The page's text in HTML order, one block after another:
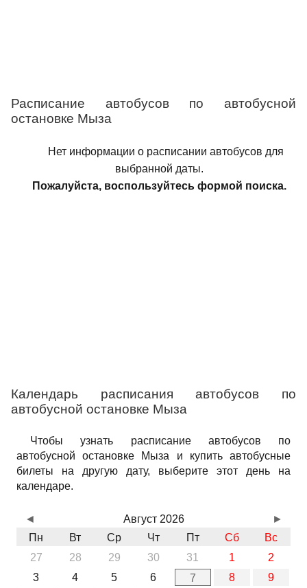
Расписание автобусов по автобусной
остановке Мыза
Нет информации о расписании автобусов для
выбранной даты.
Пожалуйста, воспользуйтесь формой поиска.
Календарь расписания автобусов по
автобусной остановке Мыза
Чтобы узнать расписание автобусов по
автобусной остановке Мыза и купить автобусные
билеты на другую дату, выберите этот день на
календаре.
Август 2026
Пн
Вт Ср Чт Пт Сб
Вс
27
28 29 30 31 1
2
3
4 5 6 7 8
9
◄ ►